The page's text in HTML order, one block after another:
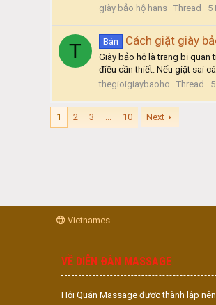
giày bảo hộ hans Thread 5
T Bán Cách giặt giày
Giày bảo hộ là trang bị quan
điều cần thiết. Nếu giặt sai
thegioigiaybaoho
Thread
1 2 3 ... 10 Next
Vietnames
VỀ DIỄN ĐÀN MASSAGE
Hội Quán Massage được thành lập